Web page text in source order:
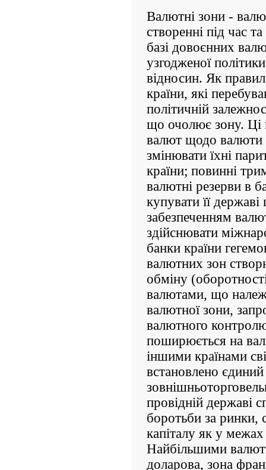
Валютні зони -
створенні під час
базі довоєнних
узгодженої
відносин. Як
країни, які
політичній
що очолює зону. Ці
валют щодо валюти
змінювати їхні
країни; повинні
валютні резерви в
купувати її державі
забезпеченням
здійснювати
банки країни
валютних зон
обміну
валютами, що
валютної зони,
валютного
поширюється на
іншими країнами
встановлено
провідній державі
боротьби за ринки,
капіталу як у
Найбільшими
доларова, зона